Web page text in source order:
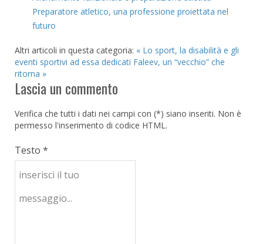
Preparatore atletico, una professione proiettata nel
futuro
Altri articoli in questa categoria: « Lo sport, la disabilità e gli
eventi sportivi ad essa dedicati Faleev, un “vecchio” che
ritorna »
Lascia un commento
Verifica che tutti i dati nei campi con (*) siano inseriti. Non è
permesso l'inserimento di codice HTML.
Testo *